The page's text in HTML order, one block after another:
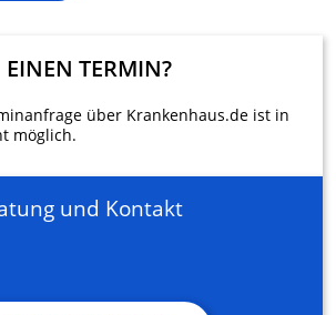
EINEN TERMIN?
über Krankenhaus.de ist in
möglich.
und Kontakt